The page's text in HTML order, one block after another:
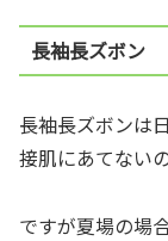
長袖長ズボン
長袖長ズボンは
接肌にあてない
ですが夏場の場